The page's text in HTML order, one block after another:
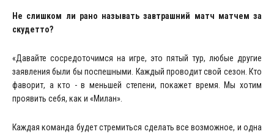
Не слишком ли рано называть завтрашний матч матчем за
скудетто?
«Давайте сосредоточимся на игре, это пятый тур, любые другие
заявления были бы поспешными. Каждый проводит свой сезон. Кто
фаворит, а кто - в меньшей степени, покажет время. Мы хотим
проявить себя, как и «Милан».
Каждая команда будет стремиться сделать все возможное, и одна